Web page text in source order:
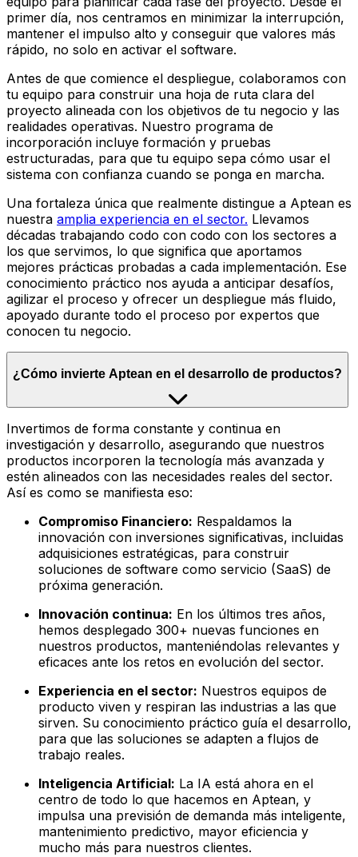
primer día, nos centramos en minimizar la interrupción,
mantener el impulso alto y conseguir que valores más
rápido, no solo en activar el software.
Antes de que comience el despliegue, colaboramos con
tu equipo para construir una hoja de ruta clara del
proyecto alineada con los objetivos de tu negocio y las
realidades operativas. Nuestro programa de
incorporación incluye formación y pruebas
estructuradas, para que tu equipo sepa cómo usar el
sistema con confianza cuando se ponga en marcha.
Una fortaleza única que realmente distingue a Aptean es
nuestra amplia experiencia en el sector. Llevamos
décadas trabajando codo con codo con los sectores a
los que servimos, lo que significa que aportamos
mejores prácticas probadas a cada implementación. Ese
conocimiento práctico nos ayuda a anticipar desafíos,
agilizar el proceso y ofrecer un despliegue más fluido,
apoyado durante todo el proceso por expertos que
conocen tu negocio.
¿Cómo invierte Aptean en el desarrollo de productos?
Invertimos de forma constante y continua en
investigación y desarrollo, asegurando que nuestros
productos incorporen la tecnología más avanzada y
estén alineados con las necesidades reales del sector.
Así es como se manifiesta eso:
Compromiso Financiero: Respaldamos la
innovación con inversiones significativas, incluidas
adquisiciones estratégicas, para construir
soluciones de software como servicio (SaaS) de
próxima generación.
Innovación continua: En los últimos tres años,
hemos desplegado 300+ nuevas funciones en
nuestros productos, manteniéndolas relevantes y
eficaces ante los retos en evolución del sector.
Experiencia en el sector: Nuestros equipos de
producto viven y respiran las industrias a las que
sirven. Su conocimiento práctico guía el desarrollo,
para que las soluciones se adapten a flujos de
trabajo reales.
Inteligencia Artificial: La IA está ahora en el
centro de todo lo que hacemos en Aptean, y
impulsa una previsión de demanda más inteligente,
mantenimiento predictivo, mayor eficiencia y
mucho más para nuestros clientes.